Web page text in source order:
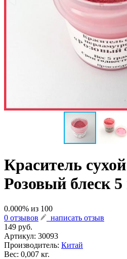
Краситель
Розовый блеск 5
0.000% из 100
0 отзывов
написать отзыв
149 руб.
Артикул: 30093
Производитель: Китай
Вес: 0,007 кг.